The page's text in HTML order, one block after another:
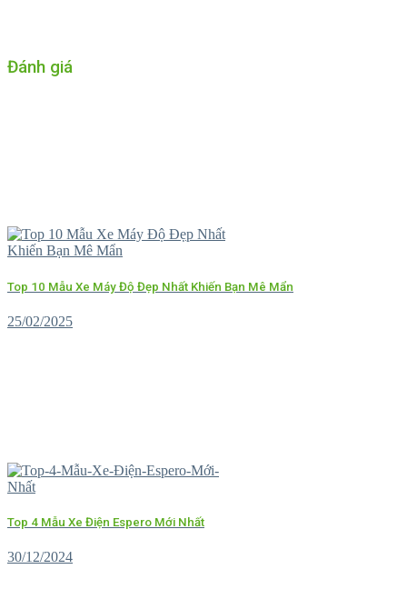
Đánh giá
Top 10 Mẫu Xe Máy Độ Đẹp Nhất Khiến Bạn Mê Mẩn
25/02/2025
Top 4 Mẫu Xe Điện Espero Mới Nhất
30/12/2024